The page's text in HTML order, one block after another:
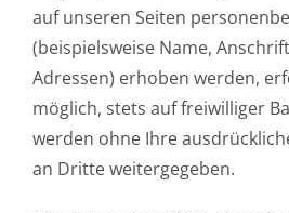
auf unseren Seiten
(beispielsweise Name,
Adressen) erhoben werden,
möglich, stets auf freiwilliger
werden ohne Ihre
an Dritte weitergegeben.